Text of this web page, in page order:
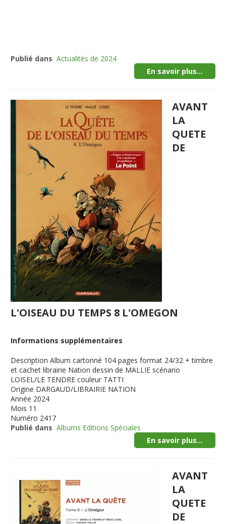
Publié dans Actualités de 2024
En savoir plus...
AVANT
LA
QUETE
DE
L'OISEAU DU TEMPS 8 L'OMEGON
Informations supplémentaires
Description Album cartonné 104 pages format 24/32 + timbre
et cachet librairie Nation dessin de MALLIE scénario
LOISEL/LE TENDRE couleur TATTI
Origine DARGAUD/LIBRAIRIE NATION
Année 2024
Mois 11
Numéro 2417
Publié dans Albums Editions Spéciales
En savoir plus...
AVANT
LA
QUETE
DE